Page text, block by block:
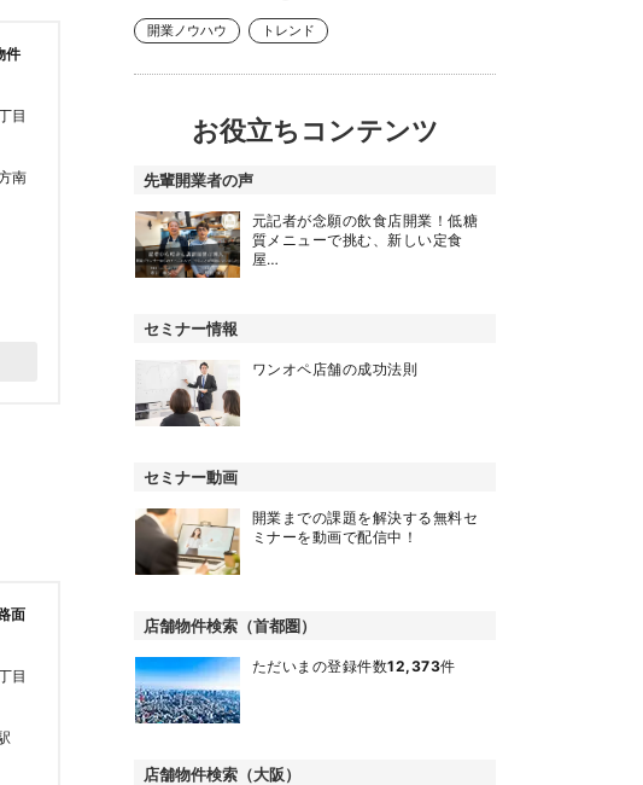
件
目
南
面
目
開業ノウハウ トレンド
お役立ちコンテンツ
先輩開業者の声
元記者が念願の飲食店開業！低糖
質メニューで挑む、新しい定食
屋…
セミナー情報
ワンオペ店舗の成功法則
セミナー動画
開業までの課題を解決する無料セ
ミナーを動画で配信中！
店舗物件検索（首都圏）
ただいまの登録件数12,373件
店舗物件検索（大阪）